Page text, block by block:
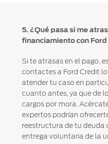
5. ¿Qué pasa si me
financiamiento con
Si te atrasas en el pago,
contactes a Ford Credit
atender tu caso en
cuanto antes, ya que de
cargos por mora.
expertos podrían
reestructura de tu deuda
entrega voluntaria de la